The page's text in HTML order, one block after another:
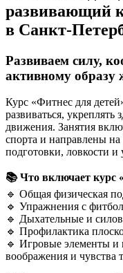
развивающий
в Санкт-
Развиваем силу,
активному образу
Курс «Фитнес для
развиваться, укреплять
движения. Занятия
спорта и направлены
подготовки, ловкости и
📚 Что включает курс
🔹 Общая физическая
🔹 Упражнения с
🔹 Дыхательные и
🔹 Профилактика
🔹 Игровые элементы и
воображения и чувства